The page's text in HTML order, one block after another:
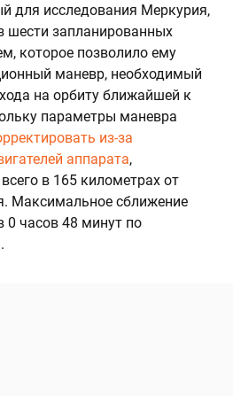
для исследования Меркурия,
шести запланированных
которое позволило ему
маневр, необходимый
на орбиту ближайшей к
параметры маневра
из-за
аппарата,
в 165 километрах от
Максимальное сближение
0 часов 48 минут по